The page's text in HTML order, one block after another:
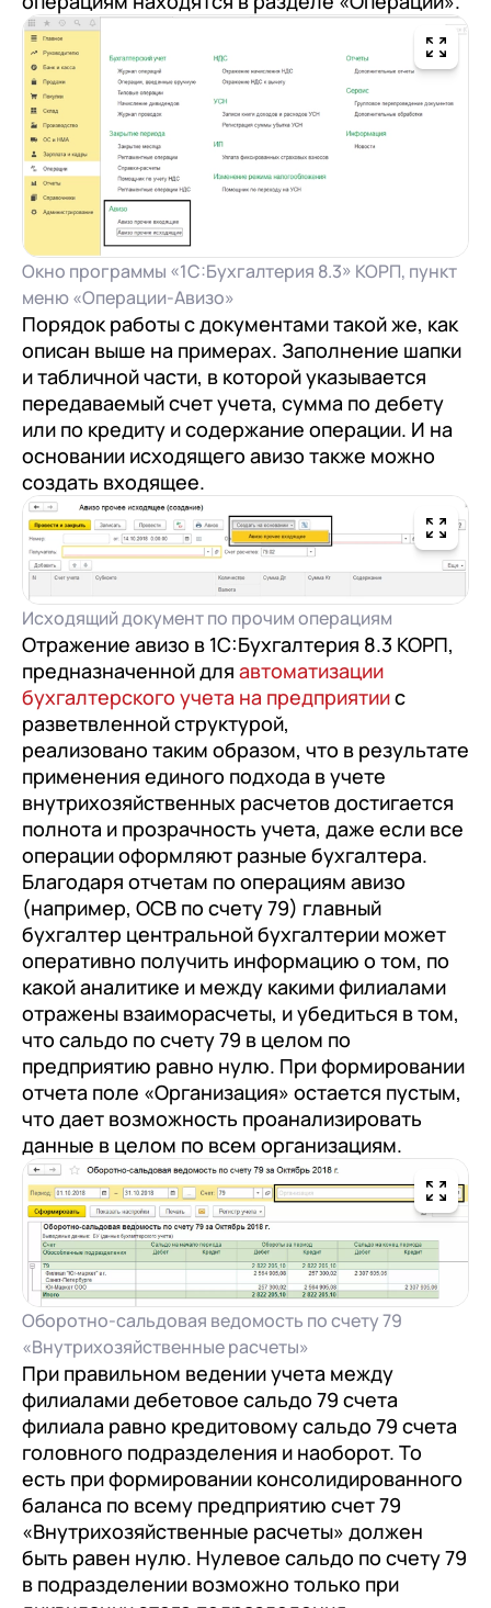
Окно программы «1С:Бухгалтерия 8.3» КОРП, пункт
меню «Операции-Авизо»
Порядок работы с документами такой же, как
описан выше на примерах. Заполнение шапки
и табличной части, в которой указывается
передаваемый счет учета, сумма по дебету
или по кредиту и содержание операции. И на
основании исходящего авизо также можно
создать входящее.
Исходящий документ по прочим операциям
Отражение авизо в 1С:Бухгалтерия 8.3 КОРП,
предназначенной для автоматизации
бухгалтерского учета на предприятиис
разветвленной структурой,
реализовано таким образом, что в результате
применения единого подхода в учете
внутрихозяйственных расчетов достигается
полнота и прозрачность учета, даже если все
операции оформляют разные бухгалтера.
Благодаря отчетам по операциям авизо
(например, ОСВ по счету 79) главный
бухгалтер центральной бухгалтерии может
оперативно получить информацию о том, по
какой аналитике и между какими филиалами
отражены взаиморасчеты, и убедиться в том,
что сальдо по счету 79 в целом по
предприятию равно нулю. При формировании
отчета поле «Организация» остается пустым,
что дает возможность проанализировать
данные в целом по всем организациям.
Оборотно-сальдовая ведомость по счету 79
«Внутрихозяйственные расчеты»
При правильном ведении учета между
филиалами дебетовое сальдо 79 счета
филиала равно кредитовому сальдо 79 счета
головного подразделения и наоборот. То
есть при формировании консолидированного
баланса по всему предприятию счет 79
«Внутрихозяйственные расчеты» должен
быть равен нулю. Нулевое сальдо по счету 79
в подразделении возможно только при